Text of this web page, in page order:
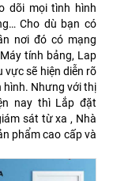
dõi mọi tình hình
Cho dù bạn có
nơi đó có mạng
tính bảng, Lap
sẽ hiện diễn rõ
hình. Nhưng với thị
nay thì Lắp đặt
sát từ xa , Nhà
phẩm cao cấp và